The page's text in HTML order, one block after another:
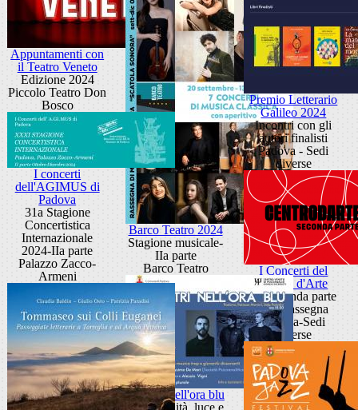
Appuntamenti con
il Teatro Veneto
Edizione 2024
Piccolo Teatro Don
Bosco
Barco Teatro 2024
Stagione musicale-
IIa parte
Barco Teatro
Premio Letterario
Galileo 2024
Incontri con gli
autori finalisti
Padova - Sedi
diverse
I concerti
dell'AGIMUS di
Padova
31a Stagione
Concertistica
Internazionale
2024-IIa parte
Palazzo Zacco-
Armeni
I Concerti del
Centro d'Arte
La seconda parte
della rassegna
Padova-Sedi
diverse
Incontri nell'ora blu
Temporalità, luce e